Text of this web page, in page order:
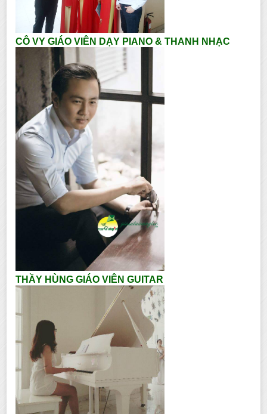
CÔ VY GIÁO VIÊN DẠY PIANO & THANH NHẠC
THẦY HÙNG GIÁO VIÊN GUITAR